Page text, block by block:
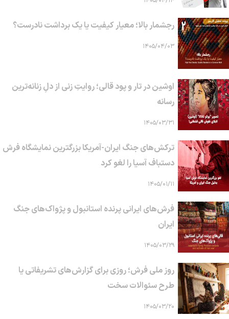
رجشمار بالا؛ معیار کیفیت یا یک برداشت نادرست؟
۱۴۰۵/۰۴/۰۳
اوشین در تار و پود قالی؛ روایتِ زنی از دلِ زنانه‌ترین
رسانه
۱۴۰۵/۰۳/۳۱
ترکش‌های جنگ ایران-آمریکا بزرگترین نمایشگاه فرش
دستباف آسیا را لغو کرد
۱۴۰۵/۰۱/۱۱
فرش‌های ایرانی پرنده استانبول و پژواک‌های جنگ
ایران
۱۴۰۵/۰۳/۲۹
روز ملی فرش؛ روزی برای گزارش‌های تشریفاتی یا
طرح سئوالات سخت
۱۴۰۵/۰۳/۲۰